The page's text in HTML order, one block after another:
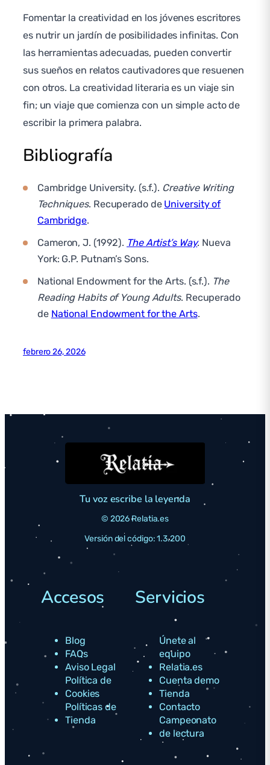
Fomentar la creatividad en los jóvenes escritores
es nutrir un jardín de posibilidades infinitas. Con
las herramientas adecuadas, pueden convertir
sus sueños en relatos cautivadores que resuenen
con otros. La creatividad literaria es un viaje sin
fin; un viaje que comienza con un simple acto de
escribir la primera palabra.
Bibliografía
Cambridge University. (s.f.). Creative Writing
Techniques. Recuperado de University of
Cambridge.
Cameron, J. (1992). The Artist’s Way. Nueva
York: G.P. Putnam’s Sons.
National Endowment for the Arts. (s.f.). The
Reading Habits of Young Adults. Recuperado
de National Endowment for the Arts.
febrero 26, 2026
Tu voz escribe la leyenda
© 2026 Relatia.es
Versión del código: 1.3.200
Accesos
Blog
FAQs
Aviso Legal
Política de
Cookies
Políticas de
Tienda
Servicios
Únete al
equipo
Relatia.es
Cuenta demo
Tienda
Contacto
Campeonato
de lectura